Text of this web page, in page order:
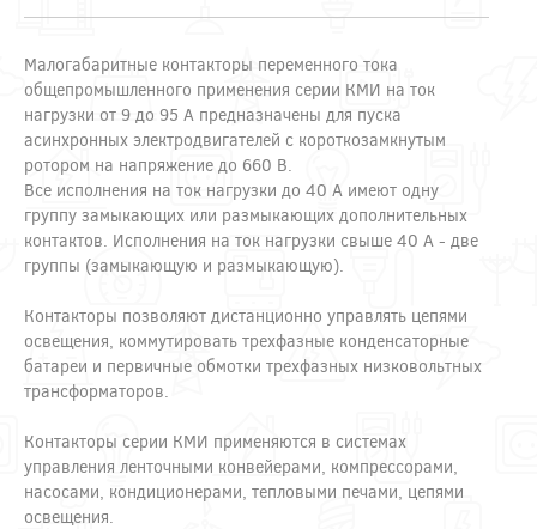
Малогабаритные контакторы переменного тока
общепромышленного применения серии КМИ на ток
нагрузки от 9 до 95 А предназначены для пуска
асинхронных электродвигателей с короткозамкнутым
ротором на напряжение до 660 В.
Все исполнения на ток нагрузки до 40 А имеют одну
группу замыкающих или размыкающих дополнительных
контактов. Исполнения на ток нагрузки свыше 40 А - две
группы (замыкающую и размыкающую).
Контакторы позволяют дистанционно управлять цепями
освещения, коммутировать трехфазные конденсаторные
батареи и первичные обмотки трехфазных низковольтных
трансформаторов.
Контакторы серии КМИ применяются в системах
управления ленточными конвейерами, компрессорами,
насосами, кондиционерами, тепловыми печами, цепями
освещения.